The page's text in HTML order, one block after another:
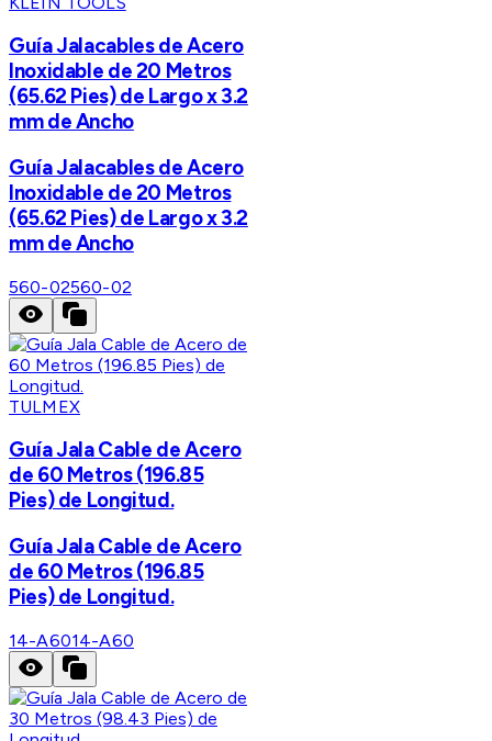
Guía Jalacables de Acero
Inoxidable de 20 Metros
(65.62 Pies) de Largo x 3.2
mm de Ancho
Guía Jalacables de Acero
Inoxidable de 20 Metros
(65.62 Pies) de Largo x 3.2
mm de Ancho
560-02560-02
TULMEX
Guía Jala Cable de Acero
de 60 Metros (196.85
Pies) de Longitud.
Guía Jala Cable de Acero
de 60 Metros (196.85
Pies) de Longitud.
14-A6014-A60